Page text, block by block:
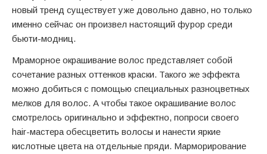
новый тренд существует уже довольно давно, но только
именно сейчас он произвел настоящий фурор среди
бьюти-модниц.
Мраморное окрашивание волос представляет собой
сочетание разных оттенков краски. Такого же эффекта
можно добиться с помощью специальных разноцветных
мелков для волос. А чтобы такое окрашивание волос
смотрелось оригинально и эффектно, попроси своего
hair-мастера обесцветить волосы и нанести яркие
кислотные цвета на отдельные пряди. Марморирование